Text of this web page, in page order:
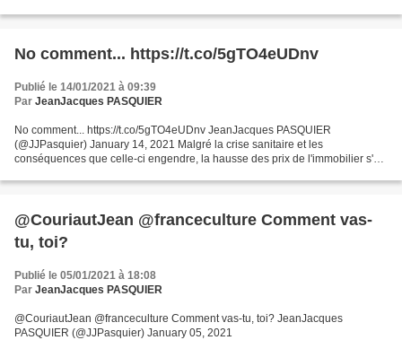
No comment... https://t.co/5gTO4eUDnv
Publié le 14/01/2021 à 09:39
Par JeanJacques PASQUIER
No comment... https://t.co/5gTO4eUDnv JeanJacques PASQUIER
(@JJPasquier) January 14, 2021 Malgré la crise sanitaire et les
conséquences que celle-ci engendre, la hausse des prix de l'immobilier s'est
@CouriautJean @franceculture Comment vas-
tu, toi?
Publié le 05/01/2021 à 18:08
Par JeanJacques PASQUIER
@CouriautJean @franceculture Comment vas-tu, toi? JeanJacques
PASQUIER (@JJPasquier) January 05, 2021